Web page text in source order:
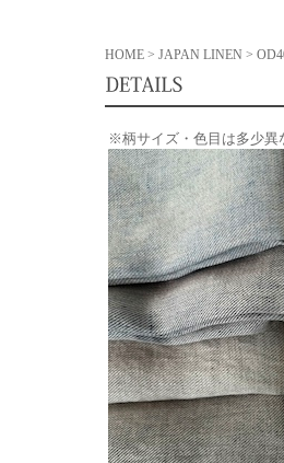
HOME > JAPAN LINEN >
※柄サイズ・色目は多少異